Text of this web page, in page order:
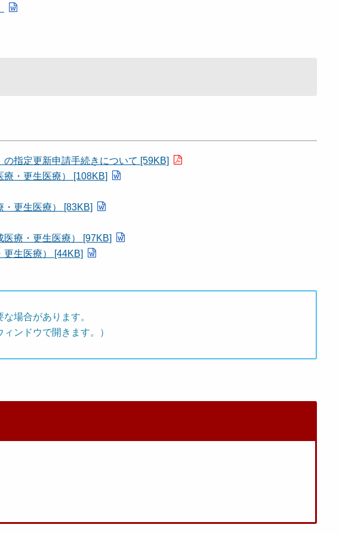
指定更新申請手続きについて [59KB]
・更生医療） [108KB]
更生医療） [83KB]
療・更生医療） [97KB]
生医療） [44KB]
場合があります。
ィンドウで開きます。）